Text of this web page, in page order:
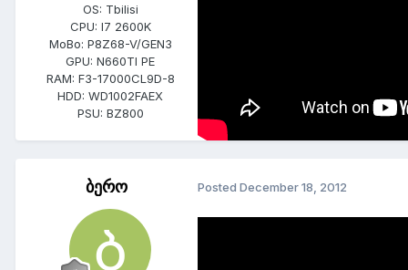
OS: Tbilisi
CPU: I7 2600K
MoBo: P8Z68-V/GEN3
GPU: N660TI PE
RAM: F3-17000CL9D-8
HDD: WD1002FAEX
PSU: BZ800
ბერო Posted December 18, 2012